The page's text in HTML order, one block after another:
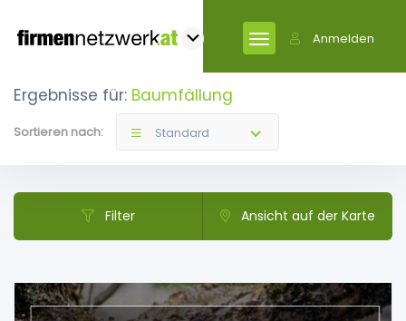
Anmelden
Ergebnisse für: Baumfällung
Sortieren nach: Standard
Filter Ansicht auf der Karte